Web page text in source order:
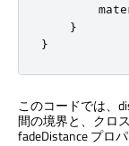
}
}
このコードでは、
間の境界と、クロ
fadeDistance プロ